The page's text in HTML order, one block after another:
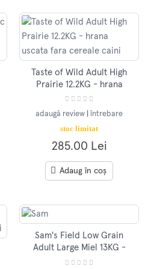
Taste of Wild Adult High
Prairie 12.2KG - hrana
uscata fara cereale caini
adaugă review întrebare
stoc limitat
285.00 Lei
Adaug în coș
Sam's Field Low Grain
Adult Large Miel 13KG -
hrana uscata caini